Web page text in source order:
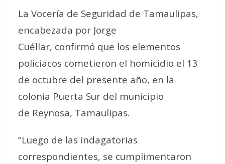
La Vocería de Seguridad de Tamaulipas,
encabezada por Jorge
Cuéllar, confirmó que los elementos
policiacos cometieron el homicidio el 13
de octubre del presente año, en la
colonia Puerta Sur del municipio
de Reynosa, Tamaulipas.
“Luego de las indagatorias
correspondientes, se cumplimentaron